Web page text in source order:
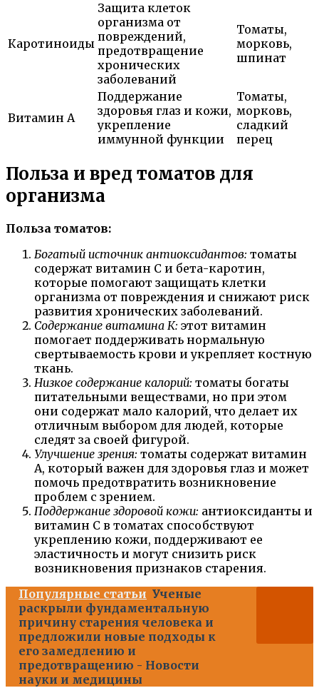
Каротиноиды
Защита клеток
организма от
повреждений,
предотвращение
хронических
заболеваний
Томаты,
морковь,
шпинат
Витамин А
Поддержание
здоровья глаз и кожи,
укрепление
иммунной функции
Томаты,
морковь,
сладкий
перец
Польза и вред томатов для
организма
Польза томатов:
Богатый источник антиоксидантов: томаты
содержат витамин С и бета-каротин,
которые помогают защищать клетки
организма от повреждения и снижают риск
развития хронических заболеваний.
Содержание витамина К: этот витамин
помогает поддерживать нормальную
свертываемость крови и укрепляет костную
ткань.
Низкое содержание калорий: томаты богаты
питательными веществами, но при этом
они содержат мало калорий, что делает их
отличным выбором для людей, которые
следят за своей фигурой.
Улучшение зрения: томаты содержат витамин
А, который важен для здоровья глаз и может
помочь предотвратить возникновение
проблем с зрением.
Поддержание здоровой кожи: антиоксиданты и
витамин С в томатах способствуют
укреплению кожи, поддерживают ее
эластичность и могут снизить риск
возникновения признаков старения.
Популярные статьи Ученые
раскрыли фундаментальную
причину старения человека и
предложили новые подходы к
его замедлению и
предотвращению - Новости
науки и медицины